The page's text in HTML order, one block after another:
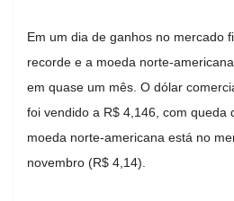
Em um dia de ganhos no mercado
recorde e a moeda norte-
em quase um mês. O dólar
foi vendido a R$ 4,146, com queda
moeda norte-americana está no
novembro (R$ 4,14).